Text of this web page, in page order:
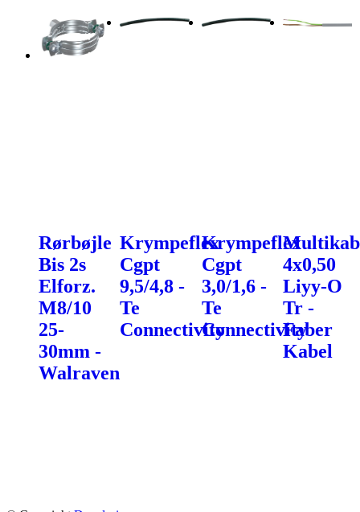
Rørbøjle
Bis 2s
Elforz.
M8/10
25-
30mm -
Walraven
Krympeflex
Cgpt
9,5/4,8 -
Te
Connectivity
Krympeflex
Cgpt
3,0/1,6 -
Te
Connectivity
4x0,50
Liyy-O
Tr -
Faber
Kabel